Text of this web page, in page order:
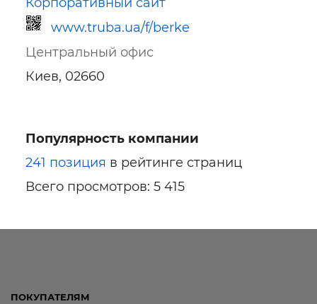
www.truba.ua/f/berke
Ссылка для мобильных устройств
Центральный офис
Киев, 02660
Популярность компании
241 позиция в рейтинге страниц
Всего просмотров: 5 415
ПОКУПАТЕЛЯМ